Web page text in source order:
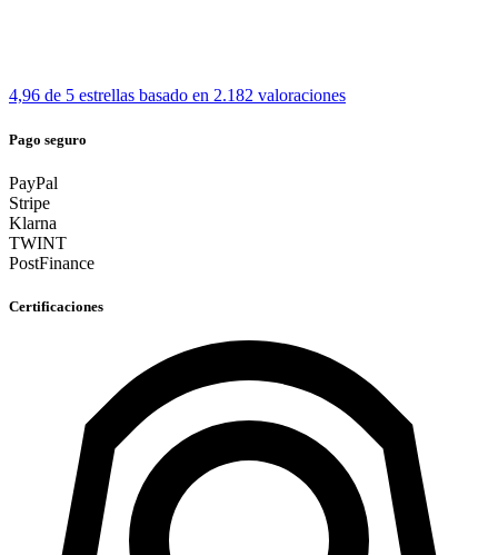
4,96 de 5 estrellas basado en 2.182 valoraciones
Pago seguro
PayPal
Stripe
Klarna
TWINT
PostFinance
Certificaciones